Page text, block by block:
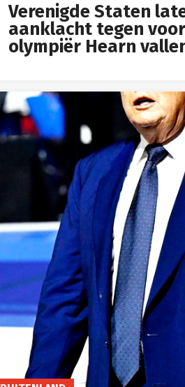
Verenigde Staten
aanklacht tegen
olympiër Hearn